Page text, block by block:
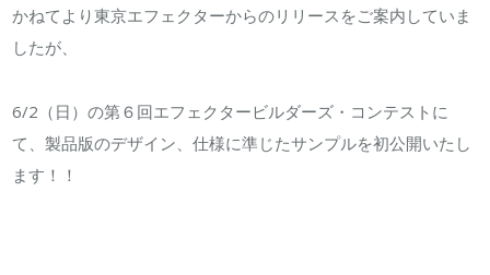
栖”
初
かねてより東京エフェクターからのリリースをご案内していま
したが、
6/2（日）の第６回エフェクタービルダーズ・コンテストに
て、製品版のデザイン、仕様に準じたサンプルを初公開いたし
ます！！